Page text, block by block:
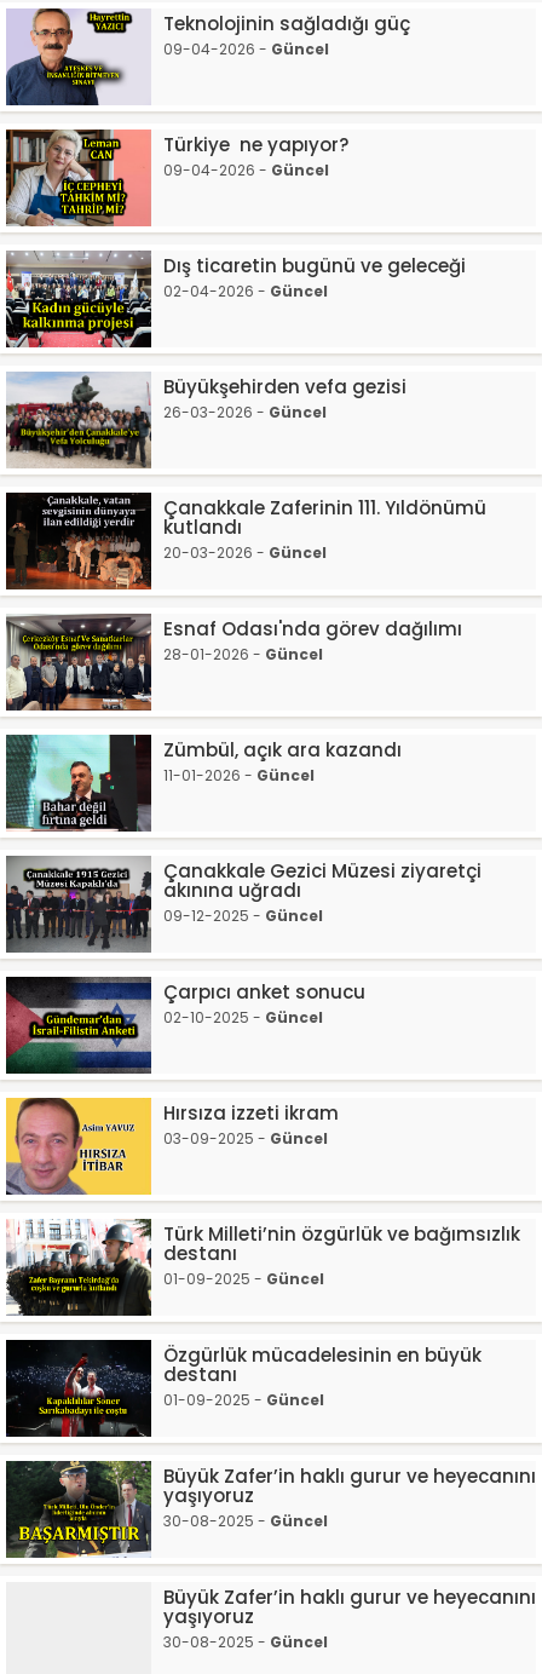
Teknolojinin sağladığı güç
09-04-2026 - Güncel
Türkiye ne yapıyor?
09-04-2026 - Güncel
Dış ticaretin bugünü ve geleceği
02-04-2026 - Güncel
Büyükşehirden vefa gezisi
26-03-2026 - Güncel
Çanakkale Zaferinin 111. Yıldönümü
kutlandı
20-03-2026 - Güncel
Esnaf Odası'nda görev dağılımı
28-01-2026 - Güncel
Zümbül, açık ara kazandı
11-01-2026 - Güncel
Çanakkale Gezici Müzesi ziyaretçi
akınına uğradı
09-12-2025 - Güncel
Çarpıcı anket sonucu
02-10-2025 - Güncel
Hırsıza izzeti ikram
03-09-2025 - Güncel
Türk Milleti’nin özgürlük ve bağımsızlık
destanı
01-09-2025 - Güncel
Özgürlük mücadelesinin en büyük
destanı
01-09-2025 - Güncel
Büyük Zafer’in haklı gurur ve heyecanını
yaşıyoruz
30-08-2025 - Güncel
Büyük Zafer’in haklı gurur ve heyecanını
yaşıyoruz
30-08-2025 - Güncel